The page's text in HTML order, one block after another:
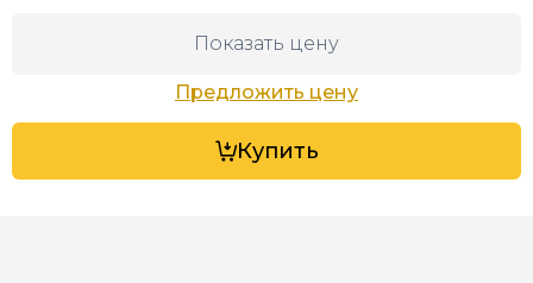
Показать цену
Предложить цену
Купить